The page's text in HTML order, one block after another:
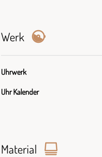
Werk
Uhrwerk
Uhr Kalender
Material